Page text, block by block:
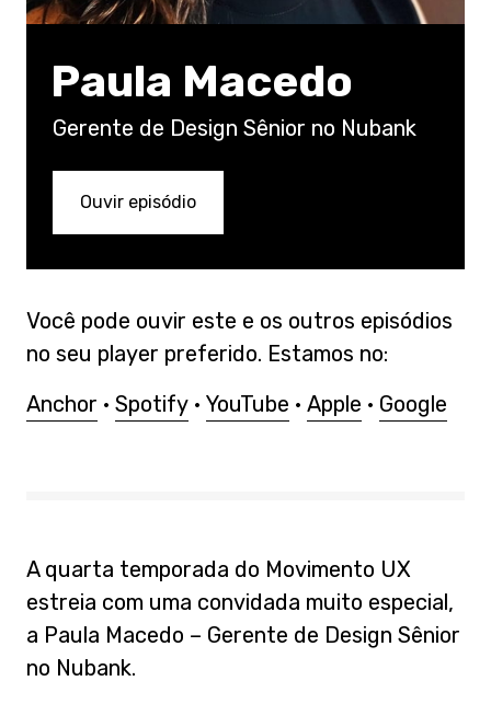
Paula Macedo
Gerente de Design Sênior no Nubank
Ouvir episódio
Você pode ouvir este e os outros episódios
no seu player preferido. Estamos no:
Anchor · Spotify · YouTube · Apple · Google
A quarta temporada do Movimento UX
estreia com uma convidada muito especial,
a Paula Macedo – Gerente de Design Sênior
no Nubank.